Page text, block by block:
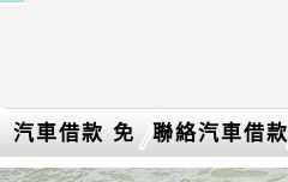
汽車借款 免
留車介紹
聯絡汽車借款